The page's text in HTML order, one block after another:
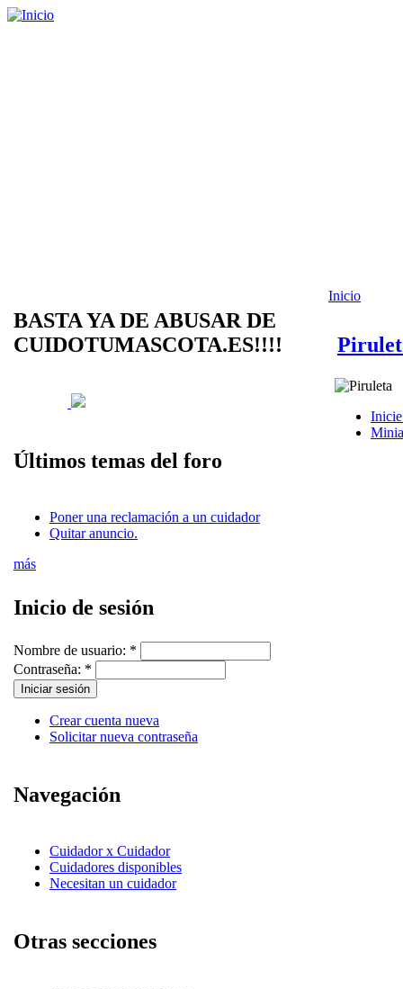
BASTA YA DE ABUSAR DE
CUIDOTUMASCOTA.ES!!!!
Últimos temas del foro
Poner una reclamación a un cuidador
Quitar anuncio.
más
Inicio de sesión
Nombre de usuario: *
Contraseña: *
Crear cuenta nueva
Solicitar nueva contraseña
Navegación
Cuidador x Cuidador
Cuidadores disponibles
Necesitan un cuidador
Otras secciones
Inicio